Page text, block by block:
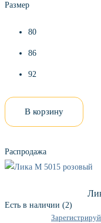
Размер
80
86
92
В корзину
Распродажа
Есть в наличии (2)